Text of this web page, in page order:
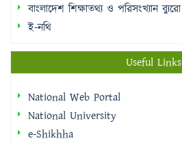
বাংলাদেশ শিক্ষাতথ্য ও পরিসংখ্যান
ই-নথি
Useful Links
National Web Portal
National University
e-Shikhha